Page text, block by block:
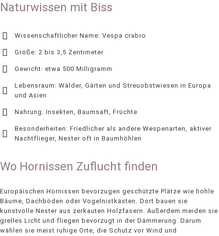
Naturwissen mit Biss
Wissenschaftlicher Name: Vespa crabro
Größe: 2 bis 3,5 Zentimeter
Gewicht: etwa 500 Milligramm
Lebensraum: Wälder, Gärten und Streuobstwiesen in Europa
und Asien
Nahrung: Insekten, Baumsaft, Früchte
Besonderheiten: Friedlicher als andere Wespenarten, aktiver
Nachtflieger, Nester oft in Baumhöhlen
Wo Hornissen Zuflucht finden
Europäischen Hornissen bevorzugen geschützte Plätze wie hohle
Bäume, Dachböden oder Vogelnistkästen. Dort bauen sie
kunstvolle Nester aus zerkauten Holzfasern. Außerdem meiden sie
grelles Licht und fliegen bevorzugt in der Dämmerung. Darum
wählen sie meist ruhige Orte, die Schutz vor Wind und